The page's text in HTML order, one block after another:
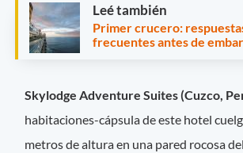
Leé también
Primer crucero:
frecuentes antes de
Skylodge Adventure Suites (Cuzco,
habitaciones-cápsula de este hotel
metros de altura en una pared rocosa